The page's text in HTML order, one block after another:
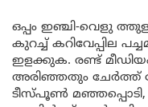
ഒപ്പം ഇഞ്ചി-വെളു
കുറച്ച് കറിവേപ്പില
ഇളക്കുക. രണ്ട്
അരിഞ്ഞതും ചേർത്ത്
ടീസ്പൂൺ